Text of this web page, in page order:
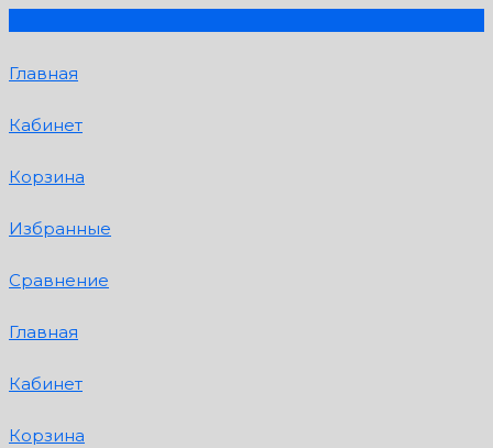
Главная
Кабинет
Корзина
Избранные
Сравнение
Главная
Кабинет
Корзина